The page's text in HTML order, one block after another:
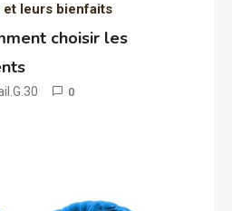
leurs bienfaits
choisir les
0